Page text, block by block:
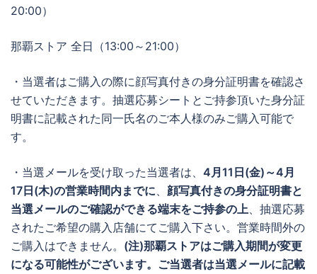
20:00）
那覇ストア 全日（13:00～21:00）
・当選者はご購入の際に顔写真付きの身分証明書を確認さ
せていただきます。抽選応募シートとご持参頂いた身分証
明書に記載された同一氏名のご本人様のみご購入可能で
す。
・当選メールを受け取った当選者は、 4月11日(金)～4月
17日(木)の営業時間内までに
顔写真付きの身分証明書と
当選メールのご確認ができる端末をご持参の上 、抽選応募
されたご希望の購入店舗にてご購入下さい。営業時間外の
ご購入はできません。 (注)那覇ストアはご購入期間が変更
になる可能性がございます。ご当選者は当選メールに記載